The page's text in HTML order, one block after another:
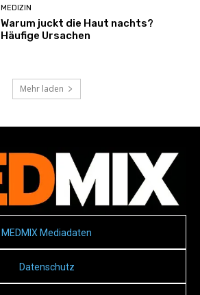
MEDIZIN
Warum juckt die Haut nachts?
Häufige Ursachen
Mehr laden
MEDMIX Mediadaten
Datenschutz